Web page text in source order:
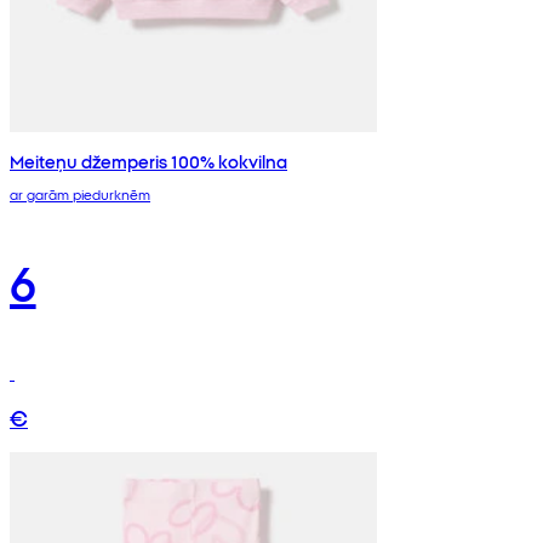
Meiteņu džemperis 100% kokvilna
ar garām piedurknēm
6
€